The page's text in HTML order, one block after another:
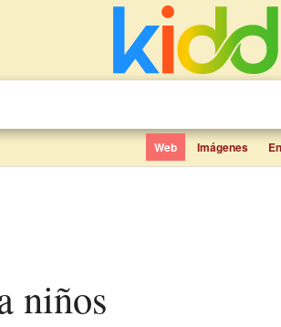
Web Imágenes
niños